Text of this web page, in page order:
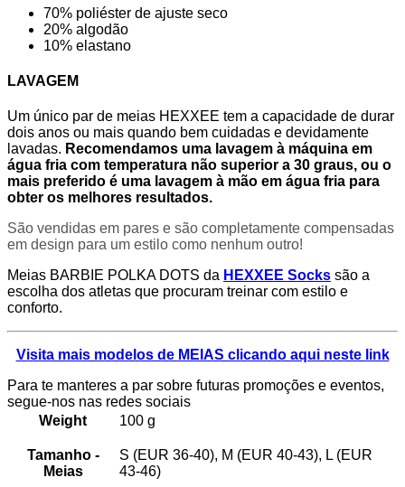
70% poliéster de ajuste seco
20% algodão
10% elastano
LAVAGEM
Um único par de meias HEXXEE tem a capacidade de durar
dois anos ou mais quando bem cuidadas e devidamente
lavadas. Recomendamos uma lavagem à máquina em
água fria com temperatura não superior a 30 graus, ou o
mais preferido é uma lavagem à mão em água fria para
obter os melhores resultados.
São vendidas em pares e são completamente compensadas
em design para um estilo como nenhum outro!
Meias BARBIE POLKA DOTS da HEXXEE Socks são a
escolha dos atletas que procuram treinar com estilo e
conforto.
Visita mais modelos de MEIAS clicando aqui neste link
Para te manteres a par sobre futuras promoções e eventos,
segue-nos nas redes sociais
Weight
100 g
Tamanho -
Meias
S (EUR 36-40), M (EUR 40-43), L (EUR
43-46)